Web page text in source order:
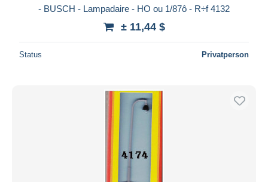
- BUSCH - Lampadaire - HO ou 1/87ô - R÷f 4132
± 11,44 $
Status Privatperson